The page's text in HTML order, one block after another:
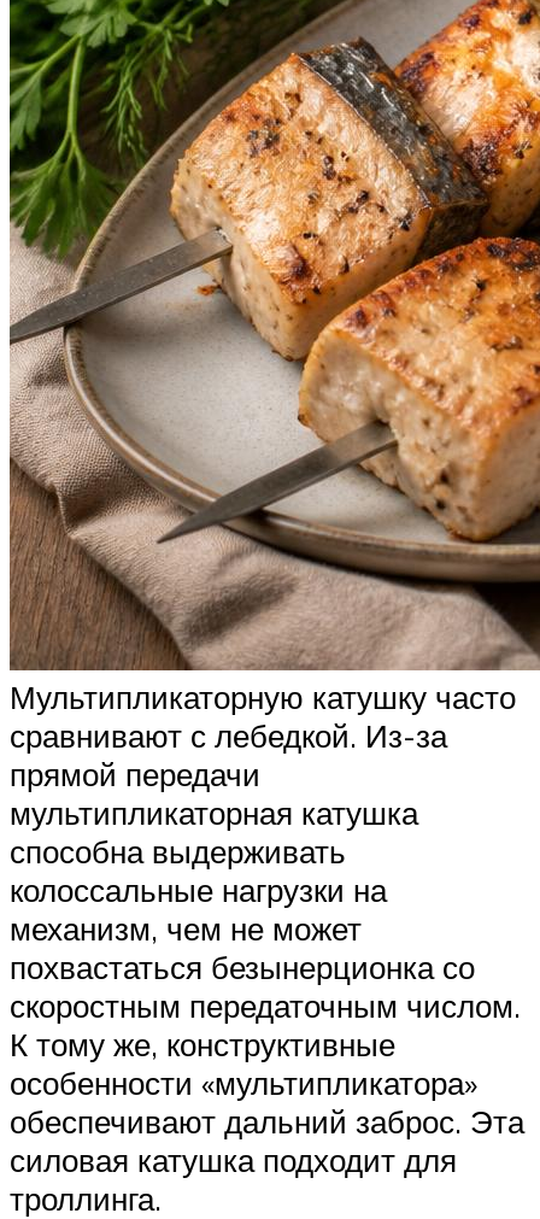
Мультипликаторную катушку часто
сравнивают с лебедкой. Из-за
прямой передачи
мультипликаторная катушка
способна выдерживать
колоссальные нагрузки на
механизм, чем не может
похвастаться безынерционка со
скоростным передаточным числом.
К тому же, конструктивные
особенности «мультипликатора»
обеспечивают дальний заброс. Эта
силовая катушка подходит для
троллинга.